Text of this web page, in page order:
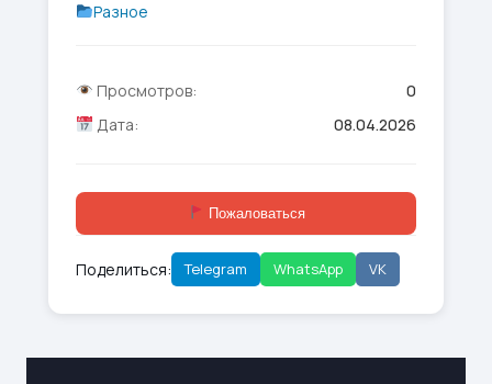
Разное
Просмотров:
0
Дата:
08.04.2026
Пожаловаться
Поделиться: Telegram WhatsApp VK